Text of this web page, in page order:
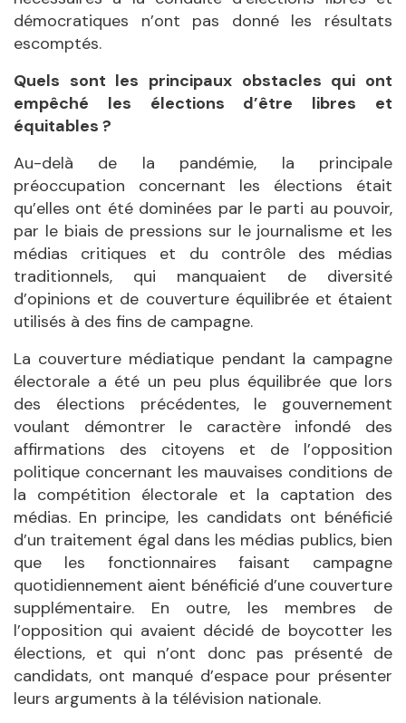
démocratiques n’ont pas donné les résultats
escomptés.
Quels sont les principaux obstacles qui ont
empêché les élections d’être libres et
équitables ?
Au-delà de la pandémie, la principale
préoccupation concernant les élections était
qu’elles ont été dominées par le parti au pouvoir,
par le biais de pressions sur le journalisme et les
médias critiques et du contrôle des médias
traditionnels, qui manquaient de diversité
d’opinions et de couverture équilibrée et étaient
utilisés à des fins de campagne.
La couverture médiatique pendant la campagne
électorale a été un peu plus équilibrée que lors
des élections précédentes, le gouvernement
voulant démontrer le caractère infondé des
affirmations des citoyens et de l’opposition
politique concernant les mauvaises conditions de
la compétition électorale et la captation des
médias. En principe, les candidats ont bénéficié
d’un traitement égal dans les médias publics, bien
que les fonctionnaires faisant campagne
quotidiennement aient bénéficié d’une couverture
supplémentaire. En outre, les membres de
l’opposition qui avaient décidé de boycotter les
élections, et qui n’ont donc pas présenté de
candidats, ont manqué d’espace pour présenter
leurs arguments à la télévision nationale.